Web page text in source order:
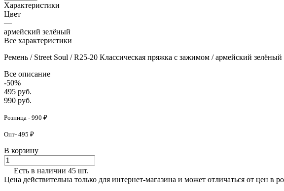
Характеристики
Цвет
—
армейский зелёный
Все характеристики
Ремень / Street Soul / R25-20 Классическая пряжка с зажимом / армейский зелёный
Все описание
-50%
495 руб.
990 руб.
Розница - 990 ₽
Опт- 495 ₽
В корзину
Есть в наличии 45 шт.
Цена действительна только для интернет-магазина и может отличаться от цен в